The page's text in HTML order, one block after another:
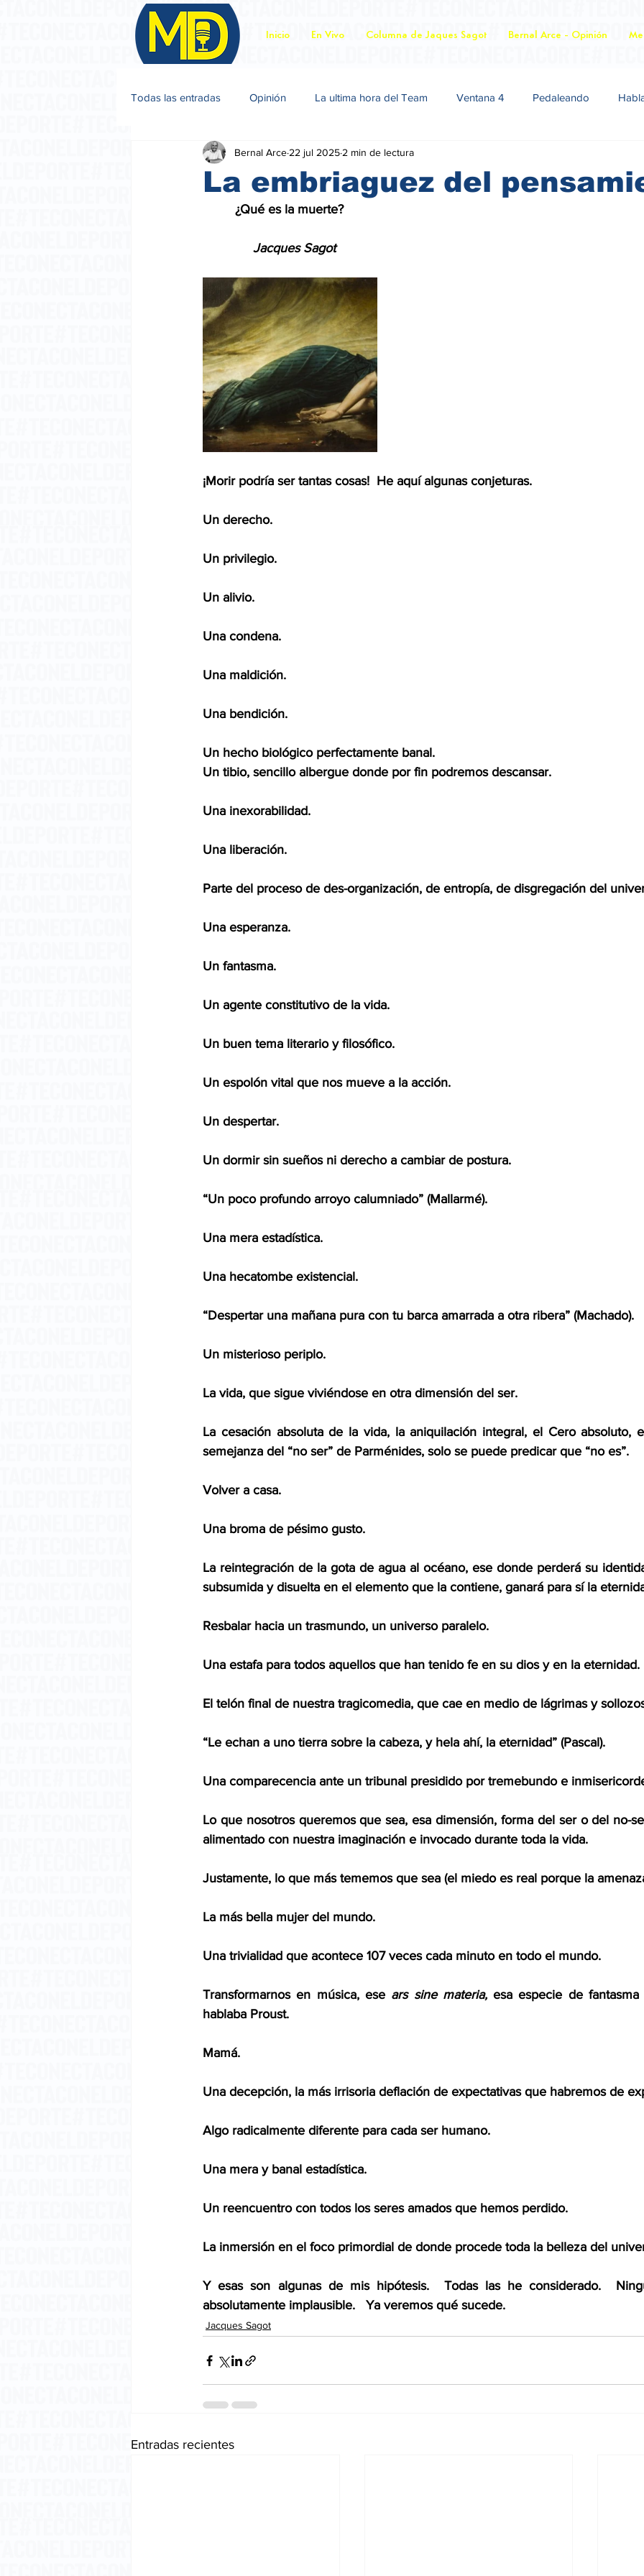
Inicio En Vivo Columna de Jaques Sagot Bernal Arce - Opinión
Todas las entradas Opinión La ultima hora del Team Ventana 4 Pedaleando
Jacques Sagot
La embriaguez del
Bernal Arce 22 jul 2025 2 min de lectura
         ¿Qué es la muerte?
              Jacques Sagot
¡Morir podría ser tantas cosas!  He aquí algunas conjeturas.
Un derecho.
Un privilegio.
Un alivio.
Una condena.
Una maldición.
Una bendición.
Un hecho biológico perfectamente banal.
Un tibio, sencillo albergue donde por fin podremos descansar.
Una inexorabilidad.
Una liberación.
Parte del proceso de des-organización, de entropía, de disgregación del
Una esperanza.
Un fantasma.
Un agente constitutivo de la vida.
Un buen tema literario y filosófico.
Un espolón vital que nos mueve a la acción.
Un despertar.
Un dormir sin sueños ni derecho a cambiar de postura.
“Un poco profundo arroyo calumniado” (Mallarmé).
Una mera estadística.
Una hecatombe existencial.
“Despertar una mañana pura con tu barca amarrada a otra ribera” (Machado).
Un misterioso periplo.
La vida, que sigue viviéndose en otra dimensión del ser.
La cesación absoluta de la vida, la aniquilación integral, el Cero absoluto,
semejanza del “no ser” de Parménides, solo se puede predicar que “no es”.
Volver a casa.
Una broma de pésimo gusto.
La reintegración de la gota de agua al océano, ese donde perderá su
subsumida y disuelta en el elemento que la contiene, ganará para sí la
Resbalar hacia un trasmundo, un universo paralelo.
Una estafa para todos aquellos que han tenido fe en su dios y en la eternidad.
El telón final de nuestra tragicomedia, que cae en medio de lágrimas y
“Le echan a uno tierra sobre la cabeza, y hela ahí, la eternidad” (Pascal).
Una comparecencia ante un tribunal presidido por tremebundo e
Lo que nosotros queremos que sea, esa dimensión, forma del ser o del no-
alimentado con nuestra imaginación e invocado durante toda la vida.
Justamente, lo que más tememos que sea (el miedo es real porque la
La más bella mujer del mundo.
Una trivialidad que acontece 107 veces cada minuto en todo el mundo.
Transformarnos en música, ese ars sine materia, esa especie de fantasma
hablaba Proust.
Mamá.
Una decepción, la más irrisoria deflación de expectativas que habremos de
Algo radicalmente diferente para cada ser humano.
Una mera y banal estadística.
Un reencuentro con todos los seres amados que hemos perdido.
La inmersión en el foco primordial de donde procede toda la belleza del
Y esas son algunas de mis hipótesis.  Todas las he considerado.
absolutamente implausible.   Ya veremos qué sucede.
Jacques Sagot
Entradas recientes